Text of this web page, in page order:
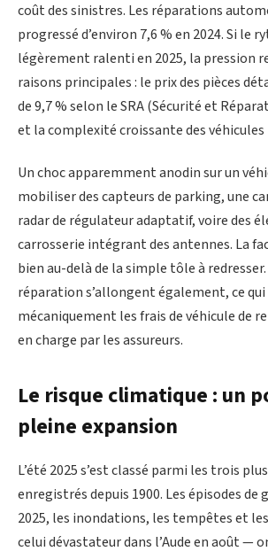
coût des sinistres. Les réparations
progressé d’environ 7,6 % en 2024. Si le
légèrement ralenti en 2025, la pression
raisons principales : le prix des pièces
de 9,7 % selon le SRA (Sécurité et
et la complexité croissante des véhicules
Un choc apparemment anodin sur un
mobiliser des capteurs de parking, une
radar de régulateur adaptatif, voire des
carrosserie intégrant des antennes. La
bien au-delà de la simple tôle à redresser.
réparation s’allongent également, ce
mécaniquement les frais de véhicule de
en charge par les assureurs.
Le risque climatique : un
pleine expansion
L’été 2025 s’est classé parmi les trois
enregistrés depuis 1900. Les épisodes de
2025, les inondations, les tempêtes et
celui dévastateur dans l’Aude en août —